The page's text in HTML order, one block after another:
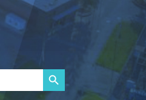
Search Button